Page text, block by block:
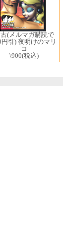
(メルマガ購読で
円引) 夜明けのマリ
コ
\900(税込)